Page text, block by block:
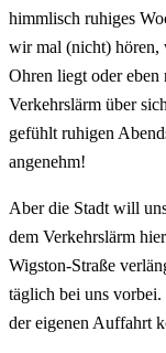
himmlisch ruhiges
wir mal (nicht) hören,
Ohren liegt oder
Verkehrslärm über
gefühlt ruhigen
angenehm!
Aber die Stadt will
dem Verkehrslärm
Wigston-Straße
täglich bei uns
der eigenen Auffahrt